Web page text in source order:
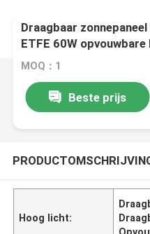
Draagbaar
ETFE 60W opvouwbare
MOQ：1
Beste prijs
Hoog licht: